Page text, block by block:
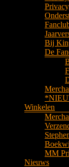
Bij
De
Winkelen
MM
Nieuws